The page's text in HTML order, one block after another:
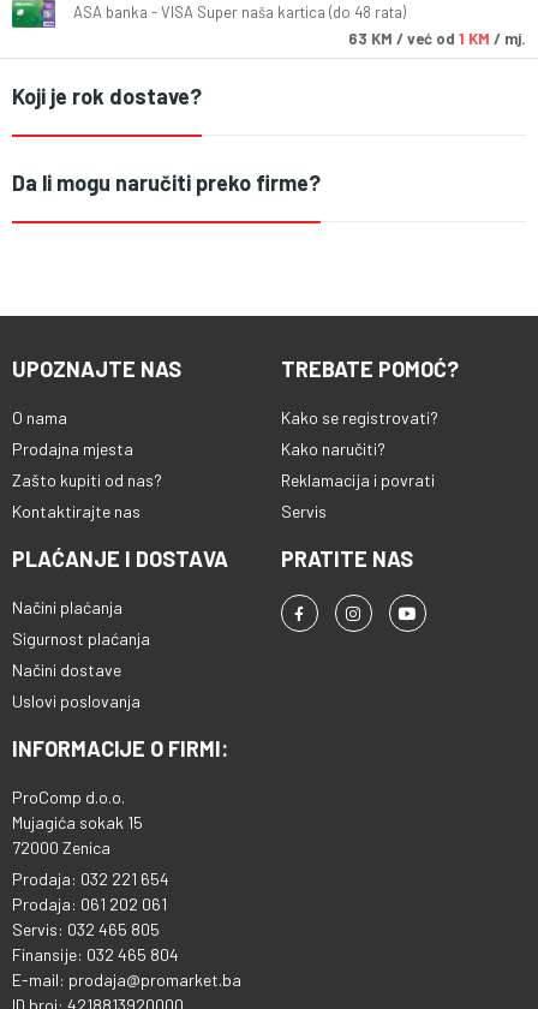
ASA banka - VISA Super naša kartica (do 48 rata)
63 KM / već od 1 KM / mj.
Koji je rok dostave?
Da li mogu naručiti preko firme?
UPOZNAJTE NAS
O nama
Prodajna mjesta
Zašto kupiti od nas?
Kontaktirajte nas
TREBATE POMOĆ?
Kako se registrovati?
Kako naručiti?
Reklamacija i povrati
Servis
PLAĆANJE I DOSTAVA
Načini plaćanja
Sigurnost plaćanja
Načini dostave
Uslovi poslovanja
PRATITE NAS
INFORMACIJE O FIRMI:
ProComp d.o.o.
Mujagića sokak 15
72000 Zenica
Prodaja: 032 221 654
Prodaja: 061 202 061
Servis: 032 465 805
Finansije: 032 465 804
E-mail: prodaja@promarket.ba